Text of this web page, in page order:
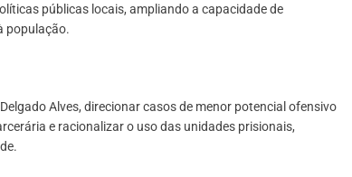
públicas locais, ampliando a capacidade de
população.
Alves, direcionar casos de menor potencial ofensivo
e racionalizar o uso das unidades prisionais,